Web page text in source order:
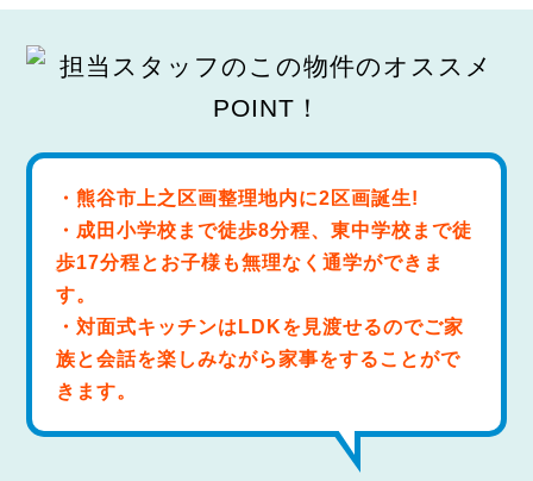
・熊谷市上之区画整理地内に2区画誕生!
・成田小学校まで徒歩8分程、東中学校まで徒
歩17分程とお子様も無理なく通学ができま
す。
・対面式キッチンはLDKを見渡せるのでご家
族と会話を楽しみながら家事をすることがで
きます。